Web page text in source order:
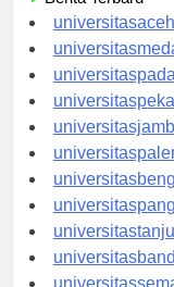
Berita Terbaru